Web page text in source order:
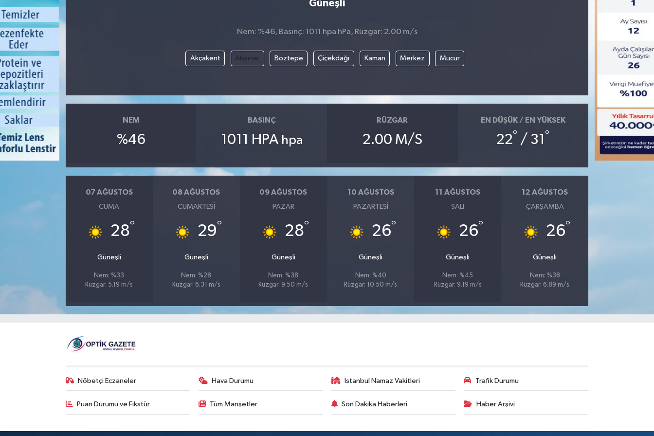
Güneşli
Nem: %46, Basınç: 1011 hpa hPa, Rüzgar: 2.00 m/s
Akçakent Akpınar Boztepe Çiçekdağı Kaman Merkez Mucur
NEM
%46
BASINÇ
1011 HPA hpa
RÜZGAR
2.00 M/S
EN DÜŞÜK / EN YÜKSEK
22° / 31 °
07 AĞUSTOS
CUMA
28°
Güneşli
Nem: %33
Rüzgar: 5.19 m/s
08 AĞUSTOS
CUMARTESI
29°
Güneşli
Nem: %28
Rüzgar: 6.31 m/s
09 AĞUSTOS
PAZAR
28°
Güneşli
Nem: %38
Rüzgar: 9.50 m/s
10 AĞUSTOS
PAZARTESI
26°
Güneşli
Nem: %40
Rüzgar: 10.50 m/s
11 AĞUSTOS
SALI
26°
Güneşli
Nem: %45
Rüzgar: 9.19 m/s
12 AĞUSTOS
ÇARŞAMBA
26°
Güneşli
Nem: %38
Rüzgar: 6.89 m/s
Nöbetçi Eczaneler Hava Durumu İstanbul Namaz Vakitleri Trafik Durumu
Puan Durumu ve Fikstür Tüm Manşetler Son Dakika Haberleri Haber Arşivi